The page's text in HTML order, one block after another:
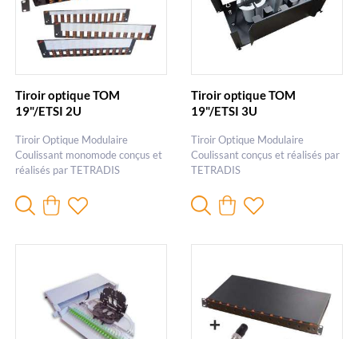
Tiroir optique TOM
19"/ETSI 2U
Tiroir Optique Modulaire
Coulissant monomode conçus et
réalisés par TETRADIS
Tiroir optique TOM
19"/ETSI 3U
Tiroir Optique Modulaire
Coulissant conçus et réalisés par
TETRADIS